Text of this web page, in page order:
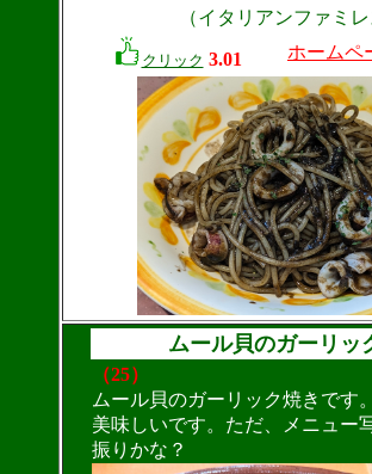
（イタリアンファミレ
クリック 3.01 ホームペ
ムール貝のガーリッ
（25）
ムール貝のガーリック焼きです
美味しいです。ただ、メニュー
振りかな？